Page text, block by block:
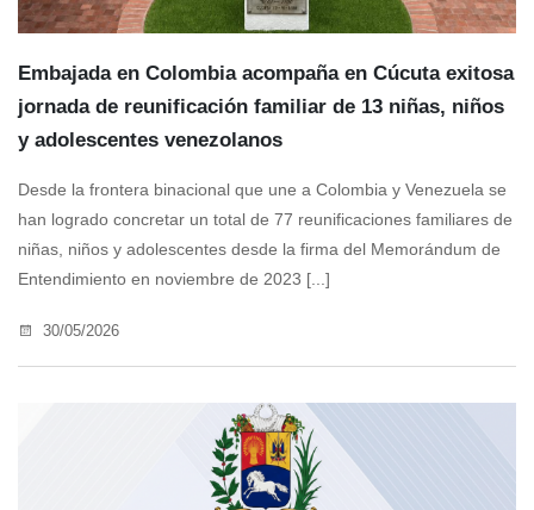
Embajada en Colombia acompaña en Cúcuta exitosa
jornada de reunificación familiar de 13 niñas, niños
y adolescentes venezolanos
Desde la frontera binacional que une a Colombia y Venezuela se
han logrado concretar un total de 77 reunificaciones familiares de
niñas, niños y adolescentes desde la firma del Memorándum de
Entendimiento en noviembre de 2023 [...]
30/05/2026